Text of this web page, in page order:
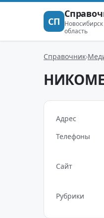
СП
область
Справочник
Адрес
Телефоны
Сайт
Рубрики